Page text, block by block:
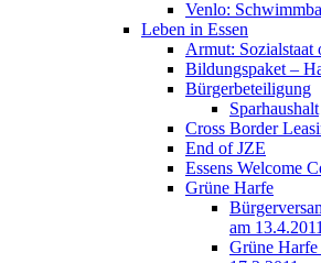
Venlo:
Leben in Essen
Armut: Sozialstaat
Bildungspaket –
Bürgerbeteiligung
Sparhaushalt
Cross Border
End of JZE
Essens Welcome
Grüne Harfe
am 13.4.2011
Grüne